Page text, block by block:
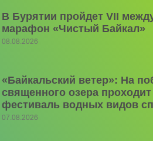
В Бурятии пройдет VII
марафон «Чистый Байкал»
08.08.2026
«Байкальский ветер»: На
священного озера
фестиваль водных видов
07.08.2026